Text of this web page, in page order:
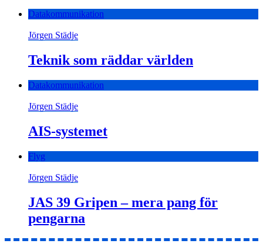
Datakommunikation
Jörgen Städje
Teknik som räddar världen
Datakommunikation
Jörgen Städje
AIS-systemet
Flyg
Jörgen Städje
JAS 39 Gripen – mera pang för
pengarna